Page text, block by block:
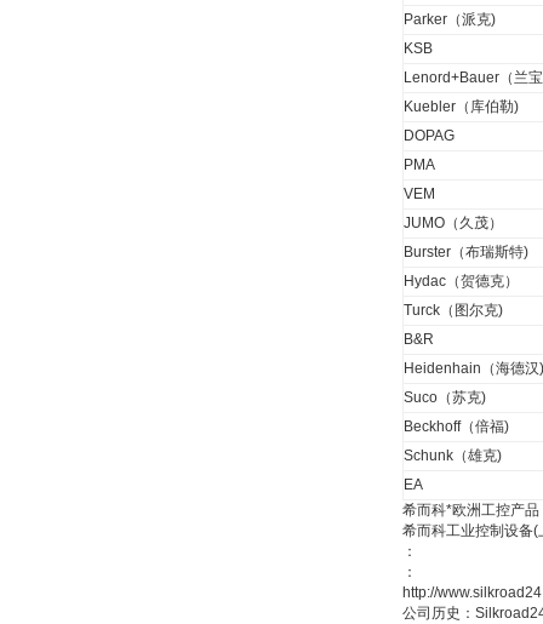
Parker（派克)
KSB
Lenord+Bauer（兰
Kuebler（库伯勒)
DOPAG
PMA
VEM
JUMO（久茂）
Burster（布瑞斯特)
Hydac（贺德克）
Turck（图尔克)
B&R
Heidenhain（海德汉)
Suco（苏克)
Beckhoff（倍福)
Schunk（雄克)
EA
希而科*欧洲工控产
希而科工业控制设
：
：
http://
公司历史：